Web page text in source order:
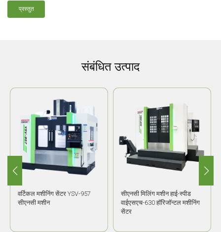
प्रस्तुत
संबंधित उत्पाद
वर्टिकल मशीनिंग सेंटर YSV-957
सीएनसी मशीन
सीएनसी मिलिंग मशीन हाई-स्पीड
वाईएसएच-630 हॉरिजॉन्टल मशीनिंग
सेंटर